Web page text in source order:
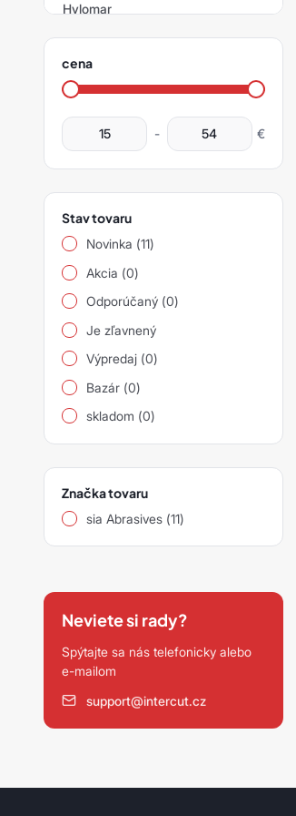
Montážne materiály
doštičky
Príslušenstvo
Disperze Molykote
Hylomar
filter
produktov
cena
- €
Stav tovaru
Novinka (11)
Akcia (0)
Odporúčaný (0)
Je zľavnený
Výpredaj (0)
Bazár (0)
skladom (0)
Značka tovaru
sia Abrasives (11)
Neviete si rady?
Spýtajte sa nás telefonicky alebo
e-mailom
support@intercut.cz